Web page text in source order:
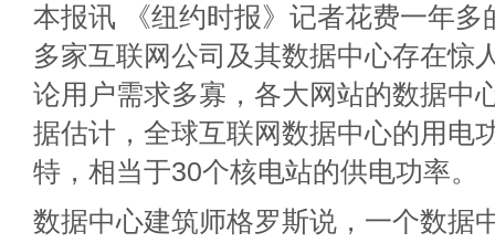
本报讯 《纽约时报》记者花费一年多
多家互联网公司及其数据中心存在惊
论用户需求多寡，各大网站的数据中
据估计，全球互联网数据中心的用电
特，相当于30个核电站的供电功率。
数据中心建筑师格罗斯说，一个数据